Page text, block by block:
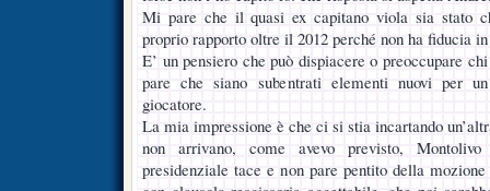
Mi pare che il quasi ex capitano viola sia stato
proprio rapporto oltre il 2012 perché non ha fiducia
E’ un pensiero che può dispiacere o preoccupare
pare che siano subentrati elementi nuovi per
giocatore.
La mia impressione è che ci si stia incartando
non arrivano, come avevo previsto,
presidenziale tace e non pare pentito della